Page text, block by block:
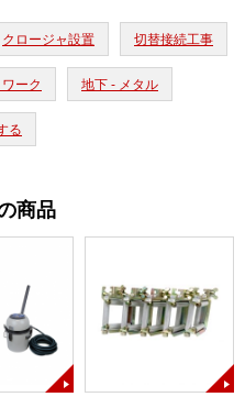
クロージャ設置 切替接続工事
ーク 地下 - メタル
る
商品